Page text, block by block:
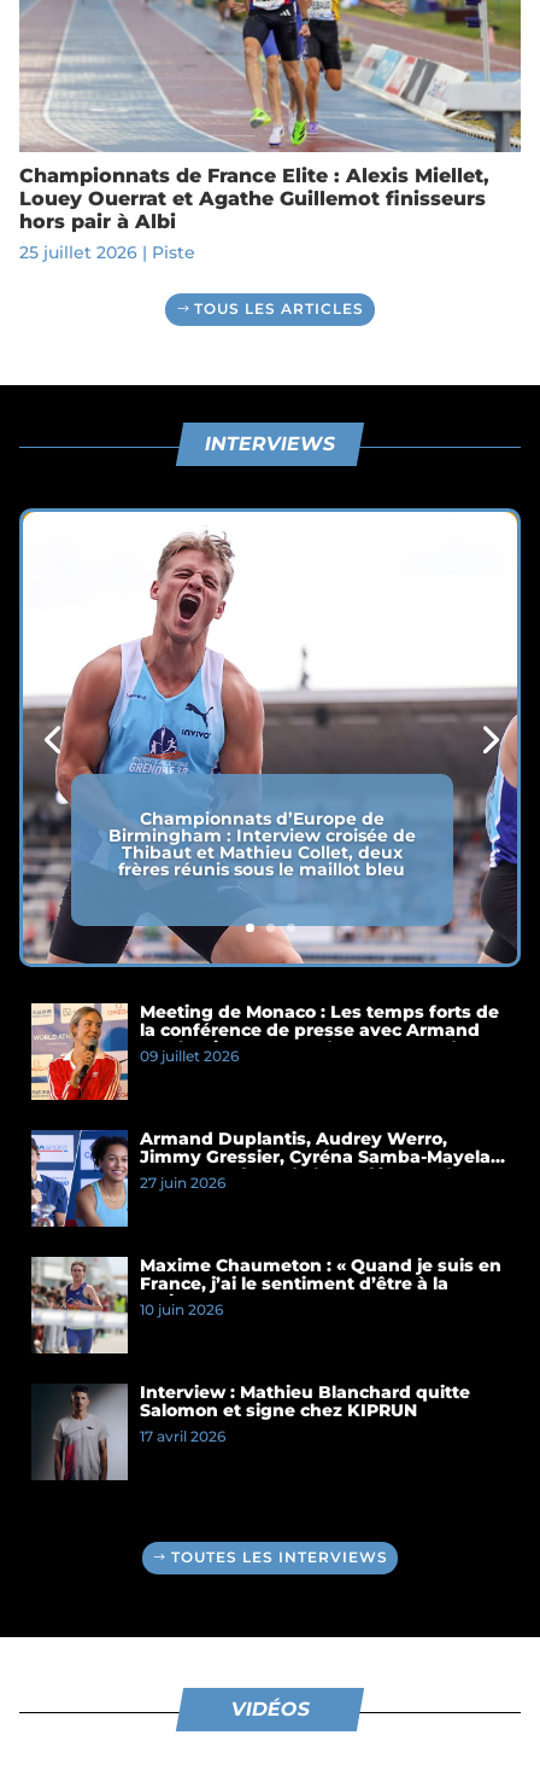
Championnats de France Elite : Alexis Miellet,
Louey Ouerrat et Agathe Guillemot finisseurs
hors pair à Albi
25 juillet 2026| Piste
TOUS LES ARTICLES
INTERVIEWS
Championnats d’Europe de
Birmingham : Interview croisée de
Thibaut et Mathieu Collet, deux
frères réunis sous le maillot bleu
Meeting de Monaco : Les temps forts de
la conférence de presse avec Armand
Duplantis et Cassandre Beaugrand
09 juillet 2026
Armand Duplantis, Audrey Werro,
Jimmy Gressier, Cyréna Samba-Mayela…
Les temps forts de la conférence de
presse du Meeting de Paris 2026
27 juin 2026
Maxime Chaumeton : « Quand je suis en
France, j’ai le sentiment d’être à la
maison »
10 juin 2026
Interview : Mathieu Blanchard quitte
Salomon et signe chez KIPRUN
17 avril 2026
TOUTES LES INTERVIEWS
VIDÉOS